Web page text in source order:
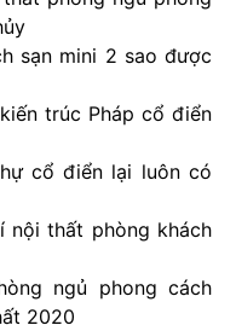
sạn mini 2 sao được
trúc Pháp cổ điển
cổ điển lại luôn có
nội thất phòng khách
ngủ phong cách
2020